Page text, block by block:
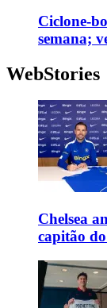
Ciclone-
semana;
WebStories
Chelsea
capitão